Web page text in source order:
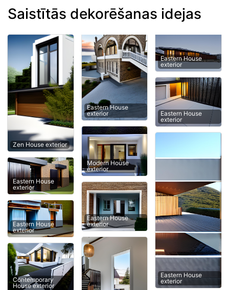
Saistītās dekorēšanas idejas
Zen House exterior
Eastern House
exterior
Eastern House
exterior
Contemporary
House exterior
Eastern House
exterior
Modern House
exterior
Eastern House
exterior
Eastern House
exterior
Eastern House
exterior
Eastern House
exterior